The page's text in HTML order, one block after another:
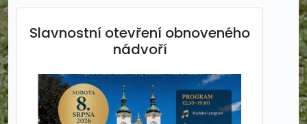
Slavnostní otevření obnoveného
nádvoří